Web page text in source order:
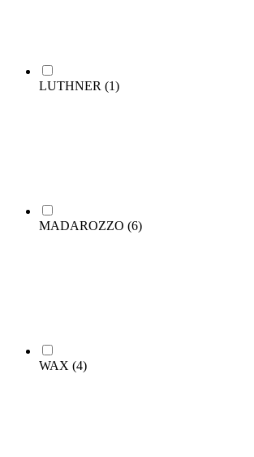
LUTHNER (1)
MADAROZZO (6)
WAX (4)